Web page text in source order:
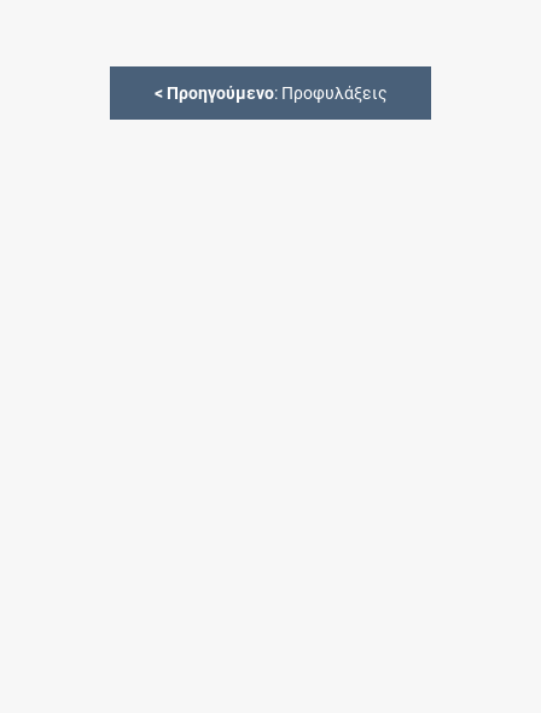
< Προηγούμενο: Προφυλάξεις